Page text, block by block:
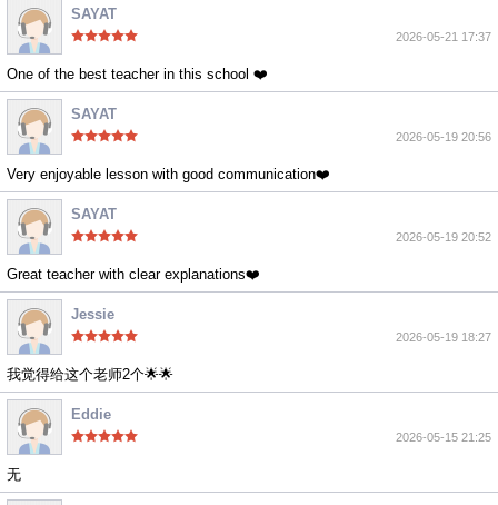
SAYAT
2026-05-21 17:37
One of the best teacher in this school ❤️
SAYAT
2026-05-19 20:56
Very enjoyable lesson with good communication❤️
SAYAT
2026-05-19 20:52
Great teacher with clear explanations❤️
Jessie
2026-05-19 18:27
我觉得给这个老师2个🌟🌟
Eddie
2026-05-15 21:25
无